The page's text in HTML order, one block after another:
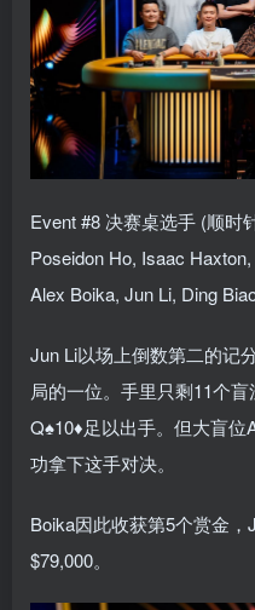
Event #8 决赛桌选手 (顺时
Poseidon Ho, Isaac
Alex Boika, Jun Li, Ding
Jun Li以场上倒数第二的记
局的一位。手里只剩11个
Q♠10♦足以出手。但大盲
功拿下这手对决。
Boika因此收获第5个赏金
$79,000。